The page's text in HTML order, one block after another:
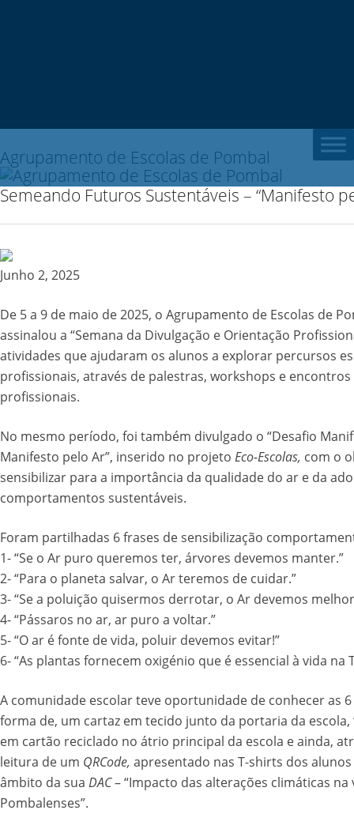
Agrupamento de Escolas de Pombal
Semeando Futuros Sustentáveis – “Manifesto
Junho 2, 2025
De 5 a 9 de maio de 2025, o Agrupamento de Escolas de
assinalou a “Semana da Divulgação e Orientação
atividades que ajudaram os alunos a explorar percursos
profissionais, através de palestras, workshops e
profissionais.
No mesmo período, foi também divulgado o “Desafio
Manifesto pelo Ar”, inserido no projeto Eco-Escolas, com o
sensibilizar para a importância da qualidade do ar e da
comportamentos sustentáveis.
Foram partilhadas 6 frases de sensibilização
1- “Se o Ar puro queremos ter, árvores devemos manter.”
2- “Para o planeta salvar, o Ar teremos de cuidar.”
3- “Se a poluição quisermos derrotar, o Ar devemos
4- “Pássaros no ar, ar puro a voltar.”
5- “O ar é fonte de vida, poluir devemos evitar!”
6- “As plantas fornecem oxigénio que é essencial à vida na
A comunidade escolar teve oportunidade de conhecer as
forma de, um cartaz em tecido junto da portaria da escola,
em cartão reciclado no átrio principal da escola e ainda,
leitura de um QRCode, apresentado nas T-shirts dos alunos
âmbito da sua DAC– “Impacto das alterações climáticas na
Pombalenses”.